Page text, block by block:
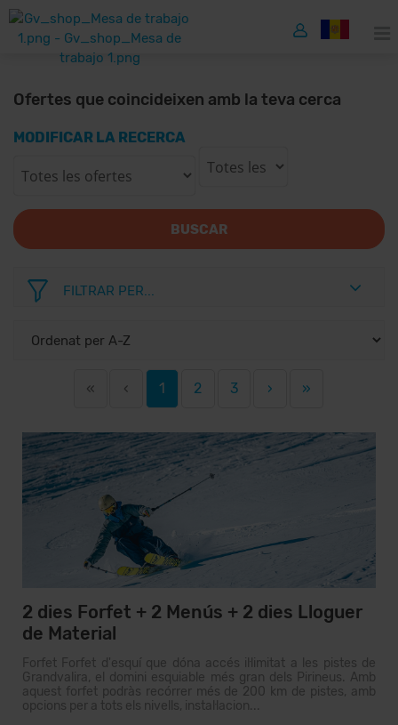
Ofertes que coincideixen amb la teva cerca
MODIFICAR LA RECERCA
BUSCAR
FILTRAR PER...
« ‹ 1 2 3 › »
2 dies Forfet + 2 Menús + 2 dies Lloguer
de Material
Forfet Forfet d'esquí que dóna accés il·limitat a les pistes de
Grandvalira, el domini esquiable més gran dels Pirineus. Amb
aquest forfet podràs recórrer més de 200 km de pistes, amb
opcions per a tots els nivells, instal·lacion...